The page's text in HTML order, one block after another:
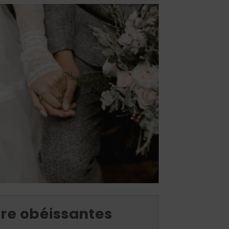
obéissantes